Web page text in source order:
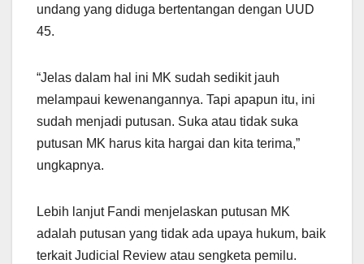
undang yang diduga bertentangan dengan UUD
45.
“Jelas dalam hal ini MK sudah sedikit jauh
melampaui kewenangannya. Tapi apapun itu, ini
sudah menjadi putusan. Suka atau tidak suka
putusan MK harus kita hargai dan kita terima,”
ungkapnya.
Lebih lanjut Fandi menjelaskan putusan MK
adalah putusan yang tidak ada upaya hukum, baik
terkait Judicial Review atau sengketa pemilu.